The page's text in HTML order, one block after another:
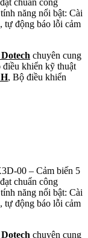
chuẩn công
năng nổi bật: Cài
tự động báo lỗi cảm
chuyên cung
điều khiển kỹ thuật
, Bộ điều khiển
00 – Cảm biến 5
chuẩn công
năng nổi bật: Cài
tự động báo lỗi cảm
chuyên cung